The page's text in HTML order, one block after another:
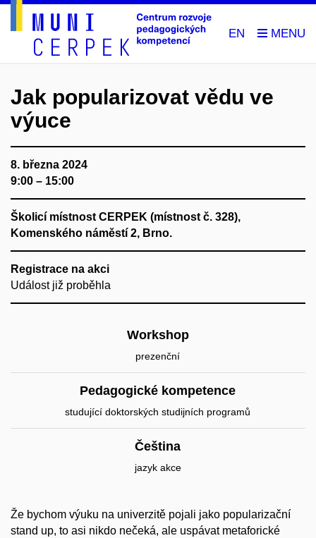
EN
Jak popularizovat vědu ve
výuce
8. března 2024
9:00 – 15:00
Školicí místnost CERPEK (místnost č. 328),
Komenského náměstí 2, Brno.
Registrace na akci
Událost již proběhla
Workshop
prezenční
Pedagogické kompetence
studující doktorských studijních programů
Čeština
jazyk akce
Že bychom výuku na univerzitě pojali jako popularizační
stand up, to asi nikdo nečeká, ale uspávat metaforické